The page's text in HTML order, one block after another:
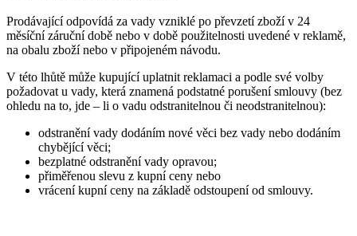
Prodávající odpovídá za vady vzniklé po převzetí zboží v 24
měsíční záruční době nebo v době použitelnosti uvedené v reklamě,
na obalu zboží nebo v připojeném návodu.
V této lhůtě může kupující uplatnit reklamaci a podle své volby
požadovat u vady, která znamená podstatné porušení smlouvy (bez
ohledu na to, jde – li o vadu odstranitelnou či neodstranitelnou):
odstranění vady dodáním nové věci bez vady nebo dodáním
chybějící věci;
bezplatné odstranění vady opravou;
přiměřenou slevu z kupní ceny nebo
vrácení kupní ceny na základě odstoupení od smlouvy.